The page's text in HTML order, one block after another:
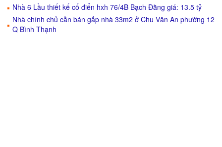
Nhà 6 Lầu thiết kế cổ điển hxh 76/4B Bạch Đằng giá: 13.5 tỷ
Nhà chính chủ cần bán gấp nhà 33m2 ở Chu Văn An phường 12
Q Bình Thạnh